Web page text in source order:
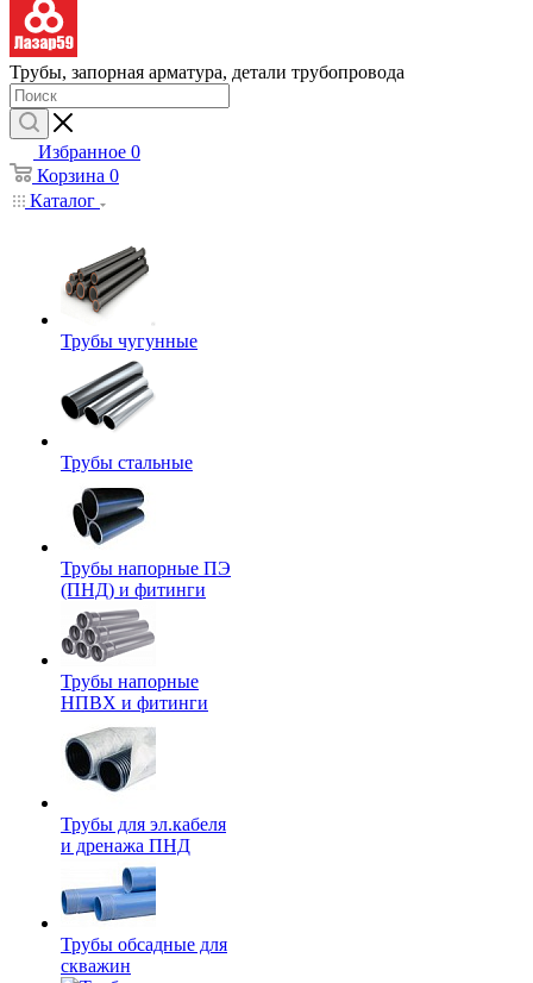
Трубы, запорная арматура, детали трубопровода
Избранное 0
Корзина 0
Каталог
Трубы чугунные
Трубы стальные
Трубы напорные ПЭ
(ПНД) и фитинги
Трубы напорные
НПВХ и фитинги
Трубы для эл.кабеля
и дренажа ПНД
Трубы обсадные для
скважин